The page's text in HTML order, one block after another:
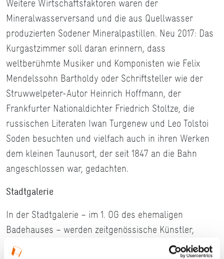
Weitere Wirtschaftsfaktoren waren der
Mineralwasserversand und die aus Quellwasser
produzierten Sodener Mineralpastillen. Neu 2017: Das
Kurgastzimmer soll daran erinnern, dass
weltberühmte Musiker und Komponisten wie Felix
Mendelssohn Bartholdy oder Schriftsteller wie der
Struwwelpeter-Autor Heinrich Hoffmann, der
Frankfurter Nationaldichter Friedrich Stoltze, die
russischen Literaten Iwan Turgenew und Leo Tolstoi
Soden besuchten und vielfach auch in ihren Werken
dem kleinen Taunusort, der seit 1847 an die Bahn
angeschlossen war, gedachten.
Stadtgalerie
In der Stadtgalerie – im 1. OG des ehemaligen
Badehauses – werden zeitgenössische Künstler,
RegionalArt oder historische Ausstellungen